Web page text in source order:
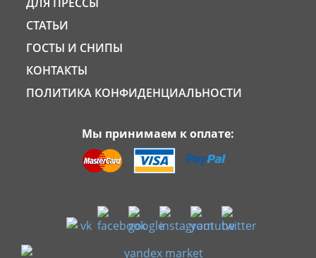
СТАТЬИ
ГОСТЫ И СНИПЫ
КОНТАКТЫ
ПОЛИТИКА КОНФИДЕНЦИАЛЬНОСТИ
Мы принимаем к оплате: